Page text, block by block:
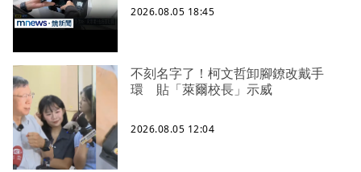
2026.08.05 18:45
不刻名字了！柯文哲卸腳鐐改戴手
環 貼「萊爾校長」示威
2026.08.05 12:04